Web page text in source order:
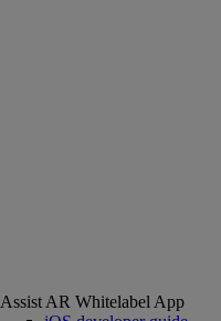
Assist AR Whitelabel App